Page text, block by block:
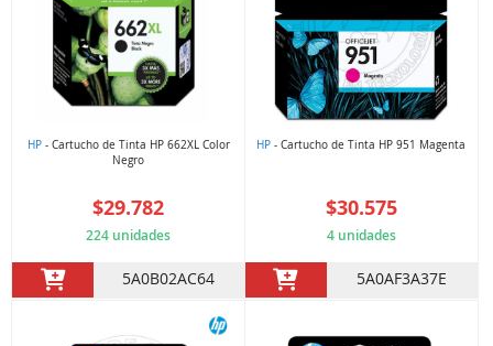
HP- Cartucho de Tinta HP 662XL Color
Negro
$29.782
224 unidades
5A0B02AC64
HP - Cartucho de Tinta HP 951 Magenta
$30.575
4 unidades
5A0AF3A37E